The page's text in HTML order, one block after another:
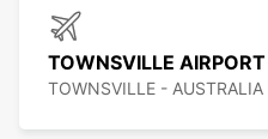
TOWNSVILLE AIRPORT
TOWNSVILLE - AUSTRALIA